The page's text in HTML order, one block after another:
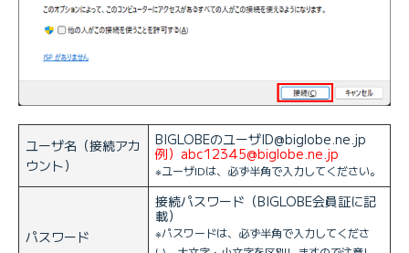
ユーザ名（接続アカ
ウント）
BIGLOBEのユーザID@biglobe.ne.jp
例）abc12345@biglobe.ne.jp
※ユーザIDは、必ず半角で入力してください。
パスワード
接続パスワード（BIGLOBE会員証に記
載）
※パスワードは、必ず半角で入力してくださ